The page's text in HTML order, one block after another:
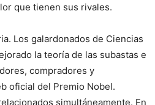
que tienen sus rivales.
Los galardonados de Ciencias
la teoría de las subastas e
compradores y
oficial del Premio Nobel.
simultáneamente. En